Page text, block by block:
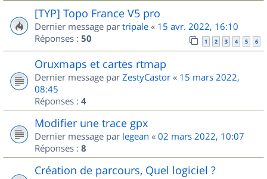
[TYP] Topo France V5 pro
Dernier message par tripale « 15 avr. 2022, 16:10
Réponses : 50 1 2 3 4 5 6
Oruxmaps et cartes rtmap
Dernier message par ZestyCastor « 15 mars 2022,
08:45
Réponses : 4
Modifier une trace gpx
Dernier message par legean « 02 mars 2022, 10:07
Réponses : 8
Création de parcours, Quel logiciel ?